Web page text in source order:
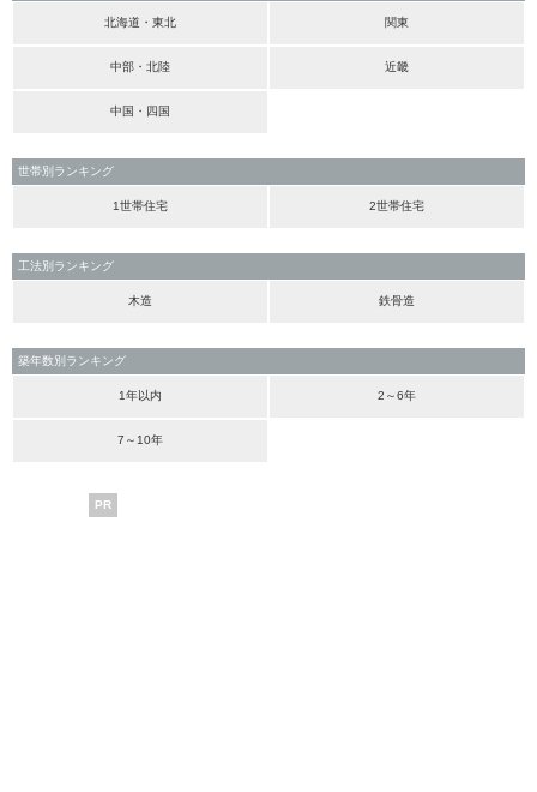
北海道・東北 関東
中部・北陸 近畿
中国・四国
世帯別ランキング
1世帯住宅 2世帯住宅
工法別ランキング
木造 鉄骨造
築年数別ランキング
1年以内 2～6年
7～10年
PR